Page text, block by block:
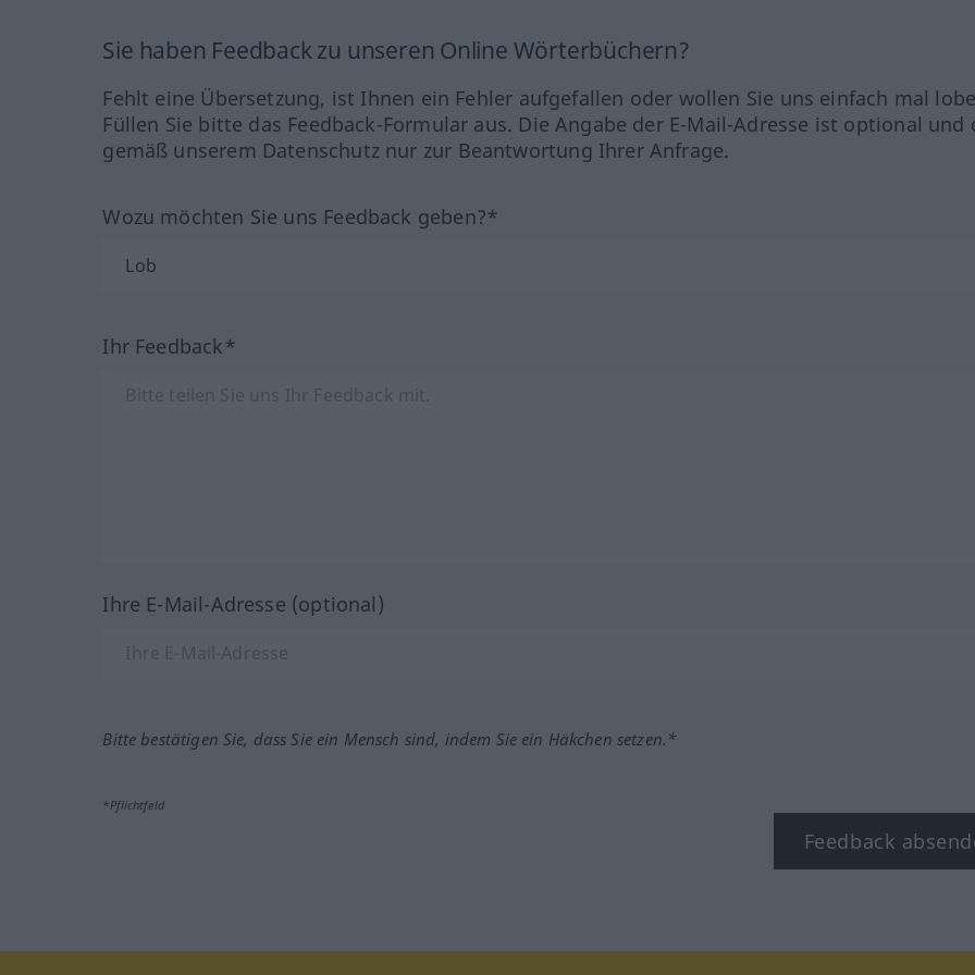
Sie haben Feedback zu unseren Online Wörterbüchern?
Fehlt eine Übersetzung, ist Ihnen ein Fehler aufgefallen oder wollen Sie uns einfach mal
Füllen Sie bitte das Feedback-Formular aus. Die Angabe der E-Mail-Adresse ist optional und
gemäß unserem Datenschutz nur zur Beantwortung Ihrer Anfrage.
Wozu möchten Sie uns Feedback geben?*
Ihr Feedback*
Ihre E-Mail-Adresse (optional)
Bitte bestätigen Sie, dass Sie ein Mensch sind, indem Sie ein Häkchen setzen.*
*Pflichtfeld
Feedback